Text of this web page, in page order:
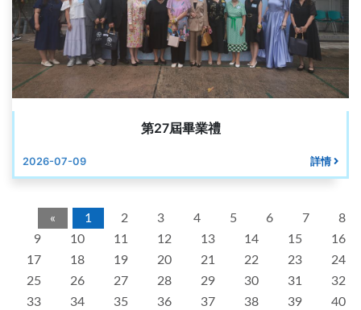
第27屆畢業禮
2026-07-09 詳情
« 1 2 3 4 5 6 7
8
9
10 11 12 13 14 15
16
17
18 19 20 21 22 23
24
25
26 27 28 29 30 31
32
33
34 35 36 37 38 39 40